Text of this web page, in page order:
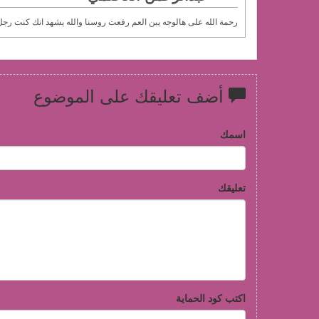
رحمة الله على هالوجه يبن العم رفعت روسنا والله يشهد انك كنت
أضف تعليقك على الموضوع
اسمك
تعليقك
اكتب كود الحماية